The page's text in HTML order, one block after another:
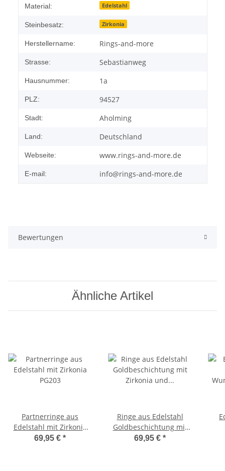
Produkteigenschaft
Wert
Material: Edelstahl
Steinbesatz: Zirkonia
Herstellername: Rings-and-more
Strasse: Sebastianweg
Hausnummer: 1a
PLZ: 94527
Stadt: Aholming
Land: Deutschland
Webseite: www.rings-and-more.de
E-mail: info@rings-and-more.de
Bewertungen
Ähnliche Artikel
Partnerringe aus
Edelstahl mit Zirkonia
PG203
69,95 € *
Ringe aus Edelstahl
Goldbeschichtung mit
Zirkonia und
69,95 € *